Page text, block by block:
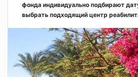
фонда индивидуально подбирают
выбрать подходящий центр